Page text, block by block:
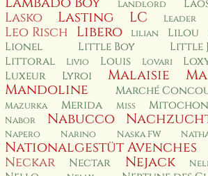
Landlord
Lasko Lasting LC Leader
Leo Risch Libero Lilian Lilou
Lionel
Little Boy
Little
Littoral
Livio Louis Lovari
Luxeur Lyroi Malaisie
Mandoline Marché
Mazurka Merida Miss
Nabor Nabucco
Napero Narino Naska FW
Nationalgestüt Avenches
Neckar Nectar Nejack